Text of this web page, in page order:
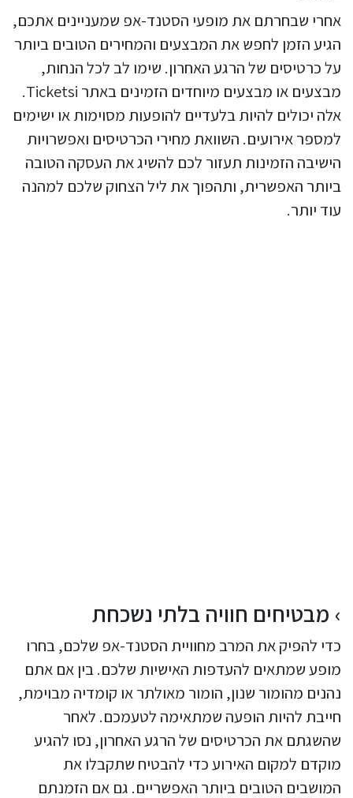
אחרי שבחרתם את מופעי הסטנד-אפ שמעניינים אתכם,
הגיע הזמן לחפש את המבצעים והמחירים הטובים ביותר
על כרטיסים של הרגע האחרון. שימו לב לכל הנחות,
מבצעים או מבצעים מיוחדים הזמינים באתר Ticketsi.
אלה יכולים להיות בלעדיים להופעות מסוימות או ישימים
למספר אירועים. השוואת מחירי הכרטיסים ואפשרויות
הישיבה הזמינות תעזור לכם להשיג את העסקה הטובה
ביותר האפשרית, ותהפוך את ליל הצחוק שלכם למהנה
עוד יותר.
מבטיחים חוויה בלתי נשכחת
כדי להפיק את המרב מחוויית הסטנד-אפ שלכם, בחרו
מופע שמתאים להעדפות האישיות שלכם. בין אם אתם
נהנים מהומור שנון, הומור מאולתר או קומדיה מבוימת,
חייבת להיות הופעה שמתאימה לטעמכם. לאחר
שהשגתם את הכרטיסים של הרגע האחרון, נסו להגיע
מוקדם למקום האירוע כדי להבטיח שתקבלו את
המושבים הטובים ביותר האפשריים. גם אם הזמנתם